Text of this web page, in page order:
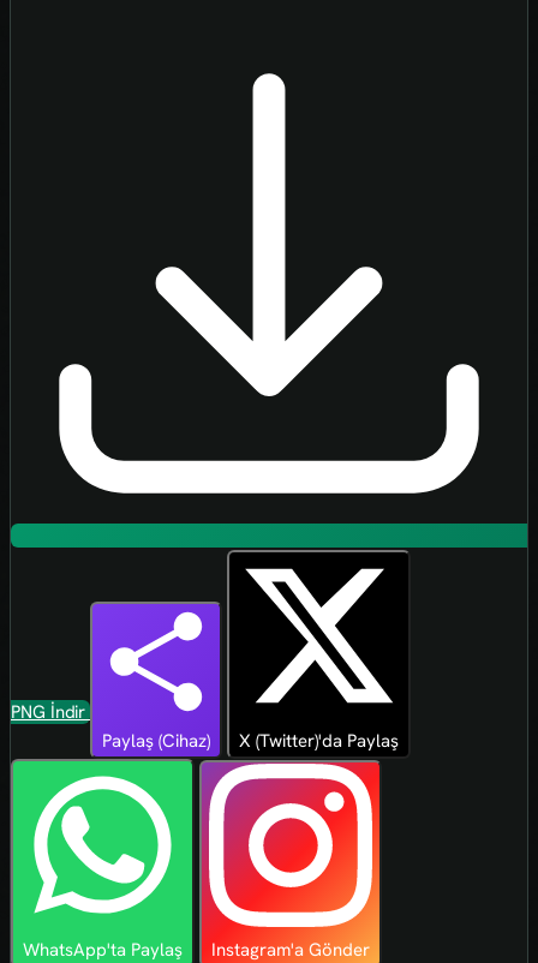
PNG İndir
Paylaş (Cihaz)
X (Twitter)'da Paylaş
WhatsApp'ta Paylaş Instagram'a Gönder